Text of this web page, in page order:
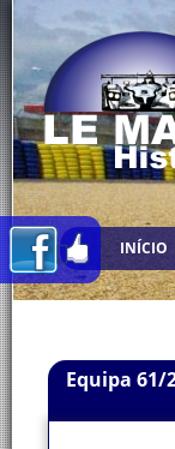
INÍCIO
Equipa 61/